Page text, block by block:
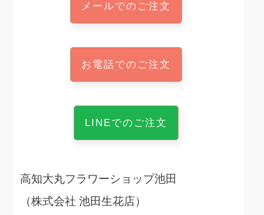
メールでのご注文
お電話でのご注文
LINEでのご注文
高知大丸フラワーショップ池田
（株式会社 池田生花店）